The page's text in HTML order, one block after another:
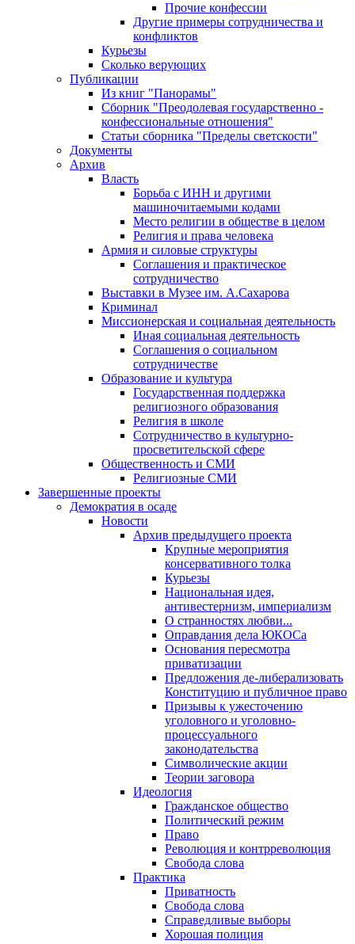
Прочие конфессии
Другие примеры сотрудничества и
конфликтов
Курьезы
Сколько верующих
Публикации
Из книг "Панорамы"
Сборник "Преодолевая государственно -
конфессиональные отношения"
Статьи сборника "Пределы светскости"
Документы
Архив
Власть
Борьба с ИНН и другими
машиночитаемыми кодами
Место религии в обществе в целом
Религия и права человека
Армия и силовые структуры
Соглашения и практическое
сотрудничество
Выставки в Музее им. А.Сахарова
Криминал
Миссионерская и социальная деятельность
Иная социальная деятельность
Соглашения о социальном
сотрудничестве
Образование и культура
Государственная поддержка
религиозного образования
Религия в школе
Сотрудничество в культурно-
просветительской сфере
Общественность и СМИ
Религиозные СМИ
Завершенные проекты
Демократия в осаде
Новости
Архив предыдущего проекта
Крупные мероприятия
консервативного толка
Курьезы
Национальная идея,
антивестернизм, империализм
О странностях любви...
Оправдания дела ЮКОСа
Основания пересмотра
приватизации
Предложения де-либерализовать
Конституцию и публичное право
Призывы к ужесточению
уголовного и уголовно-
процессуального
законодательства
Символические акции
Теории заговора
Идеология
Гражданское общество
Политический режим
Право
Революция и контрреволюция
Свобода слова
Практика
Приватность
Свобода слова
Справедливые выборы
Хорошая полиция